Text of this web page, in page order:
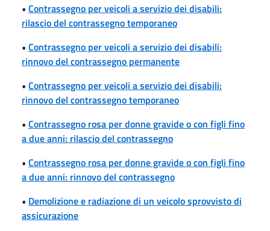
• Contrassegno per veicoli a servizio dei disabili:
rilascio del contrassegno temporaneo
• Contrassegno per veicoli a servizio dei disabili:
rinnovo del contrassegno permanente
• Contrassegno per veicoli a servizio dei disabili:
rinnovo del contrassegno temporaneo
• Contrassegno rosa per donne gravide o con figli fino
a due anni: rilascio del contrassegno
• Contrassegno rosa per donne gravide o con figli fino
a due anni: rinnovo del contrassegno
• Demolizione e radiazione di un veicolo sprovvisto di
assicurazione